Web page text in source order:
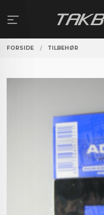
innholdet
FORSIDE TILBEHØR